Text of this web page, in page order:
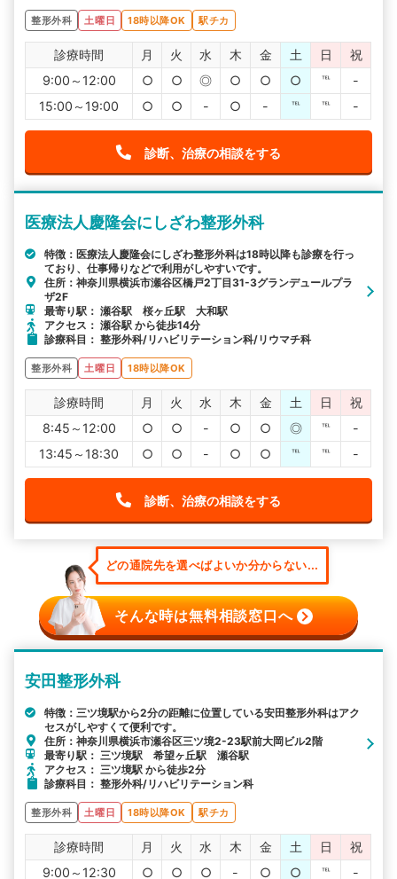
整形外科 土曜日 18時以降OK 駅チカ
診療時間 月 火 水 木 金 土 日
祝
9:00～12:00
○ ○ ◎ ○ ○ ○ ℡
-
15:00～19:00
○ ○ - ○ - ℡ ℡ -
診断、治療の相談をする
医療法人慶隆会にしざわ整形外科
特徴：医療法人慶隆会にしざわ整形外科は18時以降も診療を行っ
ており、仕事帰りなどで利用がしやすいです。
住所：神奈川県横浜市瀬谷区橋戸2丁目31-3グランデュールプラ
ザ2F
最寄り駅： 瀬谷駅 桜ヶ丘駅 大和駅
アクセス： 瀬谷駅 から徒歩14分
診療科目： 整形外科/リハビリテーション科/リウマチ科
整形外科 土曜日 18時以降OK
診療時間 月 火 水 木 金 土 日
祝
8:45～12:00
○ ○ - ○ ○ ◎ ℡
-
13:45～18:30
○ ○ - ○ ○ ℡ ℡ -
診断、治療の相談をする
どの通院先を選べばよいか分からない...
そんな時は無料相談窓口へ
安田整形外科
特徴：三ツ境駅から2分の距離に位置している安田整形外科はアク
セスがしやすくて便利です。
住所：神奈川県横浜市瀬谷区三ツ境2-23駅前大岡ビル2階
最寄り駅： 三ツ境駅 希望ヶ丘駅 瀬谷駅
アクセス： 三ツ境駅 から徒歩2分
診療科目： 整形外科/リハビリテーション科
整形外科 土曜日 18時以降OK 駅チカ
診療時間 月 火 水 木 金 土 日
祝
9:00～12:30
○ ○ ○ - ○ ○ ℡ -